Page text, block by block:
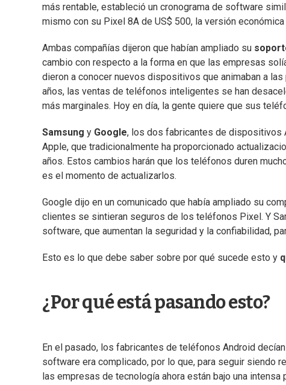
más rentable, estableció un cronograma de software
mismo con su Pixel 8A de US$ 500, la versión
Ambas compañías dijeron que habían ampliado su
cambio con respecto a la forma en que las empresas
dieron a conocer nuevos dispositivos que animaban a
años, las ventas de teléfonos inteligentes se han
más marginales. Hoy en día, la gente quiere que sus
Samsung y Google, los dos fabricantes de dispositivos
Apple, que tradicionalmente ha proporcionado
años. Estos cambios harán que los teléfonos duren
es el momento de actualizarlos.
Google dijo en un comunicado que había ampliado su
clientes se sintieran seguros de los teléfonos Pixel. Y
software, que aumentan la seguridad y la confiabilidad,
Esto es lo que debe saber sobre por qué sucede esto y
¿Por qué está pasando esto?
En el pasado, los fabricantes de teléfonos Android
software era complicado, por lo que, para seguir siendo
las empresas de tecnología ahora están bajo una